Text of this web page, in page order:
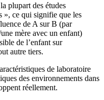
plupart des études
», ce qui signifie que les
de A sur B (par
mère avec un enfant)
de l’enfant sur
autre tiers.
de laboratoire
des environnements dans
réellement.